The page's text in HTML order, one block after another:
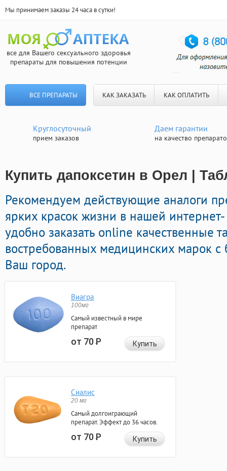
Мы принимаем заказы 24 часа в сутки!
все для Вашего сексуального здоровья
препараты для повышения потенции
ВСЕ ПРЕПАРАТЫ КАК ЗАКАЗАТЬ КАК ОПЛАТИТЬ
Круглосуточный
прием заказов
Даем гарантии
на качество
Купить дапоксетин в Орел |
Рекомендуем действующие аналоги
ярких красок жизни в нашей
удобно заказать online качественные
востребованных медицинских марок с
Ваш город.
Виагра
100мг
Самый известный в мире
препарат
от 70Р Купить
Сиалис
20 мг
Самый долгоиграющий
препарат. Эффект до 36 часов.
от 70Р Купить